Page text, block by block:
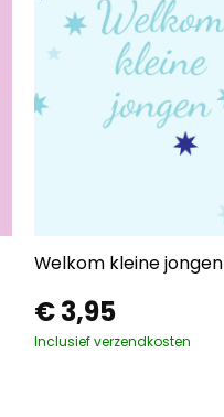
Welkom kleine jongen
€3,95
Inclusief verzendkosten